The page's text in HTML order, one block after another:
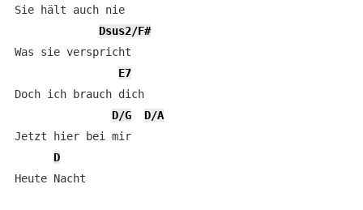
Sie hält auch nie
Dsus2/F#
Was sie verspricht
E7
Doch ich brauch dich
D/G
D/A
Jetzt hier bei mir
D
Heute Nacht